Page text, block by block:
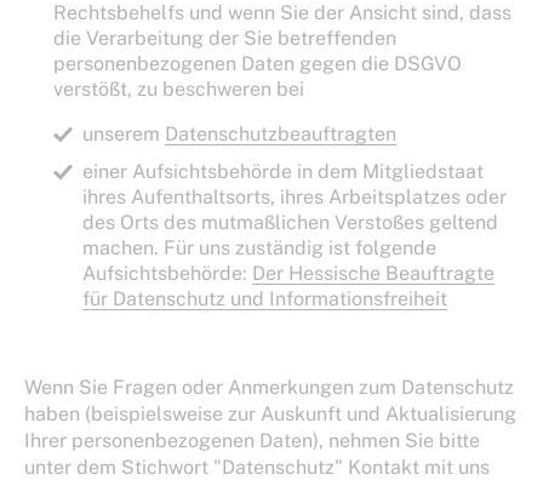
Rechtsbehelfs und wenn Sie der Ansicht sind, dass
die Verarbeitung der Sie betreffenden
personenbezogenen Daten gegen die DSGVO
verstößt, zu beschweren bei
unserem Datenschutzbeauftragten
einer Aufsichtsbehörde in dem Mitgliedstaat
ihres Aufenthaltsorts, ihres Arbeitsplatzes oder
des Orts des mutmaßlichen Verstoßes geltend
machen. Für uns zuständig ist folgende
Aufsichtsbehörde: Der Hessische Beauftragte
für Datenschutz und Informationsfreiheit
Wenn Sie Fragen oder Anmerkungen zum Datenschutz
haben (beispielsweise zur Auskunft und Aktualisierung
Ihrer personenbezogenen Daten), nehmen Sie bitte
unter dem Stichwort "Datenschutz" Kontakt mit uns